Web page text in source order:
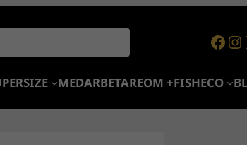
MEDARBETAREOM +FISHECO